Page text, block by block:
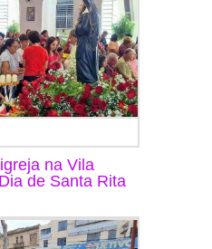
na Vila
de Santa Rita